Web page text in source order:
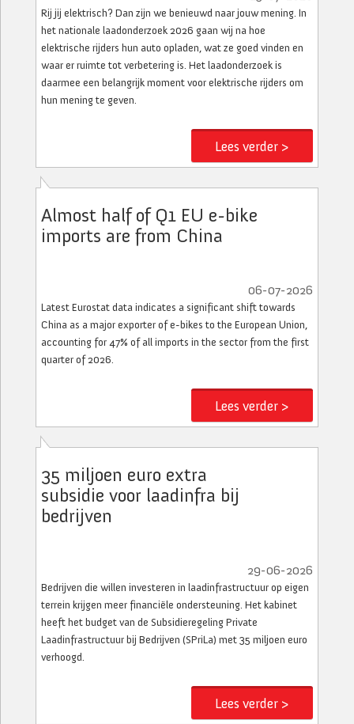
Rij jij elektrisch? Dan zijn we benieuwd naar jouw mening. In
het nationale laadonderzoek 2026 gaan wij na hoe
elektrische rijders hun auto opladen, wat ze goed vinden en
waar er ruimte tot verbetering is. Het laadonderzoek is
daarmee een belangrijk moment voor elektrische rijders om
hun mening te geven.
Lees verder >
Almost half of Q1 EU e-bike
imports are from China
06-07-2026
Latest Eurostat data indicates a significant shift towards
China as a major exporter of e-bikes to the European Union,
accounting for 47% of all imports in the sector from the first
quarter of 2026.
Lees verder >
35 miljoen euro extra
subsidie voor laadinfra bij
bedrijven
29-06-2026
Bedrijven die willen investeren in laadinfrastructuur op eigen
terrein krijgen meer financiële ondersteuning. Het kabinet
heeft het budget van de Subsidieregeling Private
Laadinfrastructuur bij Bedrijven (SPriLa) met 35 miljoen euro
verhoogd.
Lees verder >